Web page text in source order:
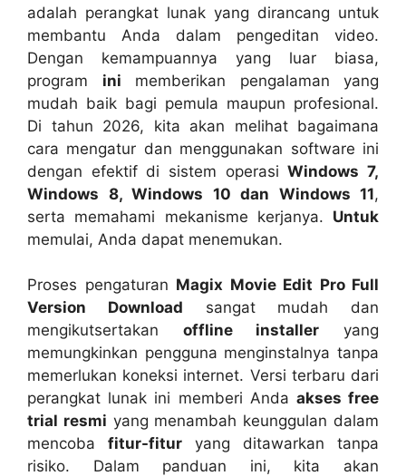
adalah perangkat lunak yang dirancang untuk
membantu Anda dalam pengeditan video.
Dengan kemampuannya yang luar biasa,
program ini memberikan pengalaman yang
mudah baik bagi pemula maupun profesional.
Di tahun 2026, kita akan melihat bagaimana
cara mengatur dan menggunakan software ini
dengan efektif di sistem operasiWindows 7,
Windows 8, Windows 10 dan Windows 11,
serta memahami mekanisme kerjanya. Untuk
memulai, Anda dapat menemukan.
Proses pengaturan Magix Movie Edit Pro Full
Version Download sangat mudah dan
mengikutsertakan offline installer yang
memungkinkan pengguna menginstalnya tanpa
memerlukan koneksi internet. Versi terbaru dari
perangkat lunak ini memberi Anda akses free
trial resmi yang menambah keunggulan dalam
mencoba fitur-fitur yang ditawarkan tanpa
risiko. Dalam panduan ini, kita akan